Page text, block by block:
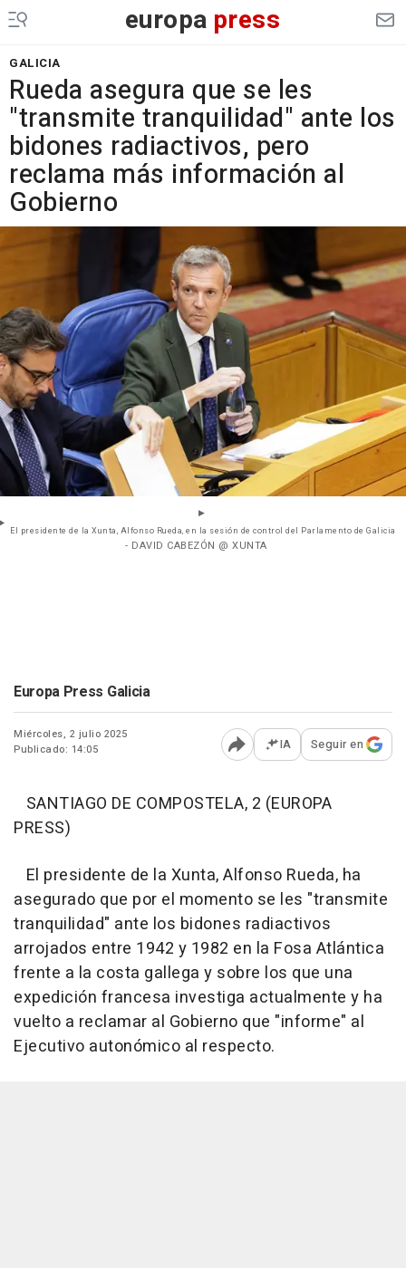
europa press
GALICIA
Rueda asegura que se les
"transmite tranquilidad" ante los
bidones radiactivos, pero
reclama más información al
Gobierno
El presidente de la Xunta, Alfonso Rueda, en la sesión de control del Parlamento de Galicia
- DAVID CABEZÓN @ XUNTA
Europa Press Galicia
Miércoles, 2 julio 2025
Publicado: 14:05
Abrir opciones para
IA Seguir en
SANTIAGO DE COMPOSTELA, 2 (EUROPA
PRESS)
El presidente de la Xunta, Alfonso Rueda, ha
asegurado que por el momento se les "transmite
tranquilidad" ante los bidones radiactivos
arrojados entre 1942 y 1982 en la Fosa Atlántica
frente a la costa gallega y sobre los que una
expedición francesa investiga actualmente y ha
vuelto a reclamar al Gobierno que "informe" al
Ejecutivo autonómico al respecto.